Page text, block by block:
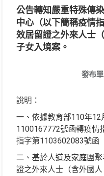
公告轉知嚴重特殊傳
中心（以下簡稱疫情
效居留證之外來人士
子女入境案。
發布單
說明：
一、依據教育部110年12
1100167772號函轉疫情
指字第1103602083號函
二、基於人道及家庭團
證之外來人士（含外國